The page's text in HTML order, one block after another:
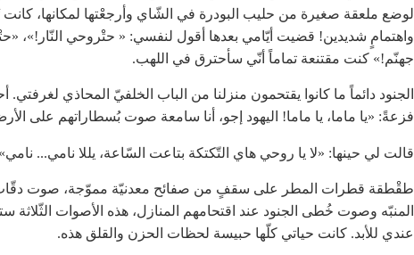
لوضع ملعقة صغيرة من حليب البودرة في الشّاي وأرجعْتها لمكانها،
واهتمامٍ شديدين! قضيت أيّامي بعدها أقول لنفسي: « حتْروحي النّار!»،
جهنّم!» كنت مقتنعة تماماً أنّي سأحترق في اللهب.
الجنود دائماً ما كانوا يقتحمون منزلنا من الباب الخلفيّ المحاذي لغرفتي.
فزعةً: «يا ماما، يا ماما! اليهود إجو، أنا سامعة صوت بُسطاراتهم على
قالت لي حينها: «لا يا روحي هاي التّكتكة بتاعت السّاعة، يللا نامي...
طقْطقة قطرات المطر على سقفٍ من صفائح معدنيّة مموّجة، صوت
المنبّه وصوت خُطى الجنود عند اقتحامهم المنازل، هذه الأصوات الثّلاثة
عندي للأبد. كانت حياتي كلّها حبيسة لحظات الحزن والقلق هذه.